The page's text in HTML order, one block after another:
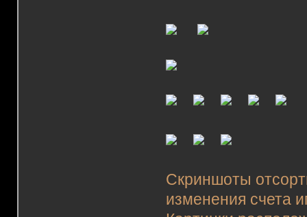
Скриншоты
изменения счета